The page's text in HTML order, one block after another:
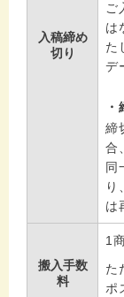
入稿締め
切り
ご
は
た
デ
締
合
同
り
は
搬入手数
料
1
た
ポ